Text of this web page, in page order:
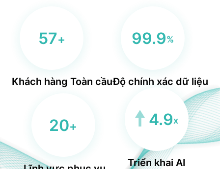
57+
Khách hàng Toàn cầu
99.9%
Độ chính xác dữ liệu
20+ 4.9x
Triển khai AI